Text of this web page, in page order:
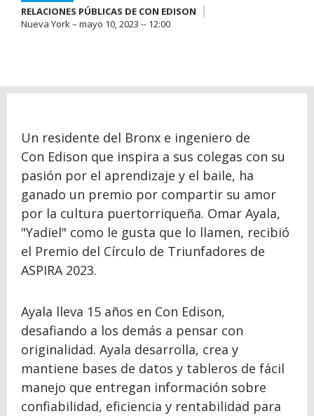
RELACIONES PÚBLICAS DE CON EDISON
Nueva York – mayo 10, 2023 -- 12:00
Un residente del Bronx e ingeniero de
Con Edison que inspira a sus colegas con su
pasión por el aprendizaje y el baile, ha
ganado un premio por compartir su amor
por la cultura puertorriqueña. Omar Ayala,
"Yadiel" como le gusta que lo llamen, recibió
el Premio del Círculo de Triunfadores de
ASPIRA 2023.
Ayala lleva 15 años en Con Edison,
desafiando a los demás a pensar con
originalidad. Ayala desarrolla, crea y
mantiene bases de datos y tableros de fácil
manejo que entregan información sobre
confiabilidad, eficiencia y rentabilidad para